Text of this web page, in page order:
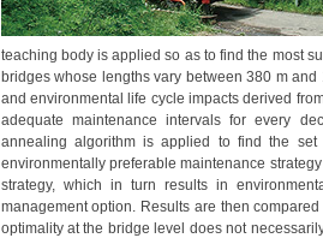
teaching body is applied so as to find the most
bridges whose lengths vary between 380 m
and environmental life cycle impacts derived
adequate maintenance intervals for every
annealing algorithm is applied to find the
environmentally preferable maintenance
strategy, which in turn results in
management option. Results are then
optimality at the bridge level does not